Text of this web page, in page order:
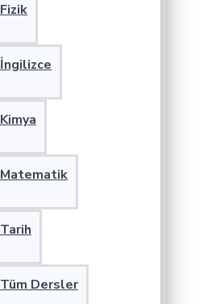
Fizik
İngilizce
Kimya
Matematik
Tarih
Tüm Dersler